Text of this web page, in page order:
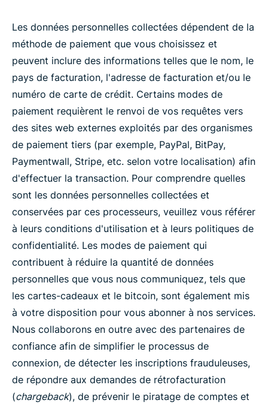
Les données personnelles collectées dépendent de la
méthode de paiement que vous choisissez et
peuvent inclure des informations telles que le nom, le
pays de facturation, l'adresse de facturation et/ou le
numéro de carte de crédit. Certains modes de
paiement requièrent le renvoi de vos requêtes vers
des sites web externes exploités par des organismes
de paiement tiers (par exemple, PayPal, BitPay,
Paymentwall, Stripe, etc. selon votre localisation) afin
d'effectuer la transaction. Pour comprendre quelles
sont les données personnelles collectées et
conservées par ces processeurs, veuillez vous référer
à leurs conditions d'utilisation et à leurs politiques de
confidentialité. Les modes de paiement qui
contribuent à réduire la quantité de données
personnelles que vous nous communiquez, tels que
les cartes-cadeaux et le bitcoin, sont également mis
à votre disposition pour vous abonner à nos services.
Nous collaborons en outre avec des partenaires de
confiance afin de simplifier le processus de
connexion, de détecter les inscriptions frauduleuses,
de répondre aux demandes de rétrofacturation
(chargeback), de prévenir le piratage de comptes et